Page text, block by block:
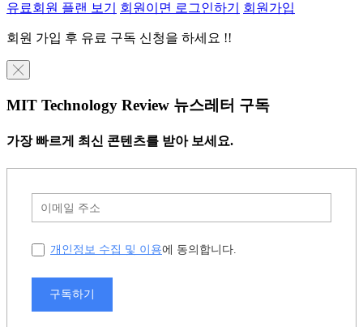
유료회원 플랜 보기 회원이면 로그인하기 회원가입
회원 가입 후 유료 구독 신청을 하세요 !!
╳
MIT Technology Review 뉴스레터 구독
가장 빠르게 최신 콘텐츠를 받아 보세요.
개인정보 수집 및 이용에 동의합니다.
구독하기